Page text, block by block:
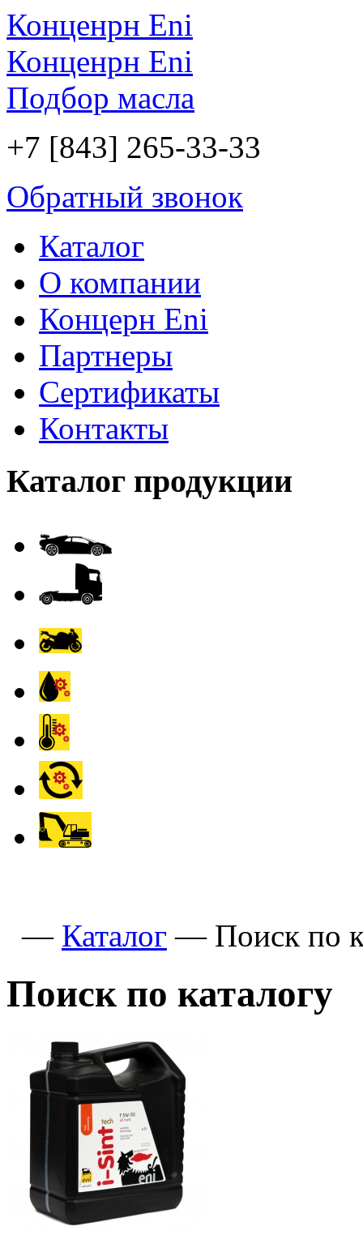
Конценрн Eni
Конценрн Eni
Подбор масла
+7 [843] 265-33-33
Обратный звонок
Каталог
О компании
Концерн Eni
Партнеры
Сертификаты
Контакты
Каталог продукции
— Каталог — Поиск по
Поиск по каталогу